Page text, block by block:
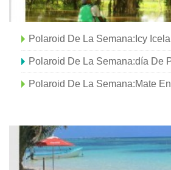
Polaroid De La Semana:Icy
Polaroid De La Semana:día De
Polaroid De La Semana:Mate